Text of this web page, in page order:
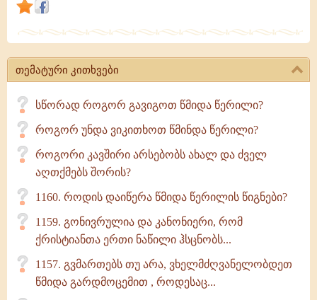
გახდეს
წიგნი
და
მათ
შორის
უპირველესი
წიგნი
–
ბიბლია.
თემატური კითხვები
სწორად როგორ გავიგოთ წმიდა წერილი?
როგორ უნდა ვიკითხოთ წმინდა წერილი?
როგორი კავშირი არსებობს ახალ და ძველ
აღთქმებს შორის?
1160. როდის დაიწერა წმიდა წერილის წიგნები?
1159. გონივრულია და კანონიერი, რომ
ქრისტიანთა ერთი ნაწილი ჰსცნობს...
1157. გვმართებს თუ არა, ვხელმძღვანელობდეთ
წმიდა გარდმოცემით , როდესაც...